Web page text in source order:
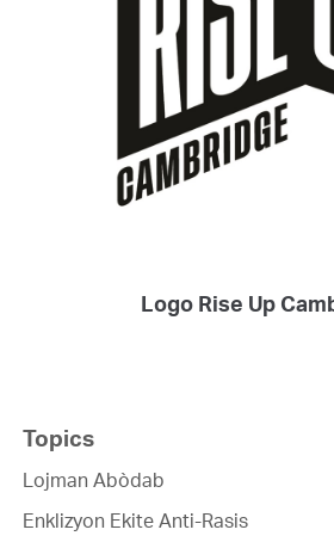
Logo Rise Up
Topics
Lojman Abòdab
Enklizyon Ekite Anti-Rasis